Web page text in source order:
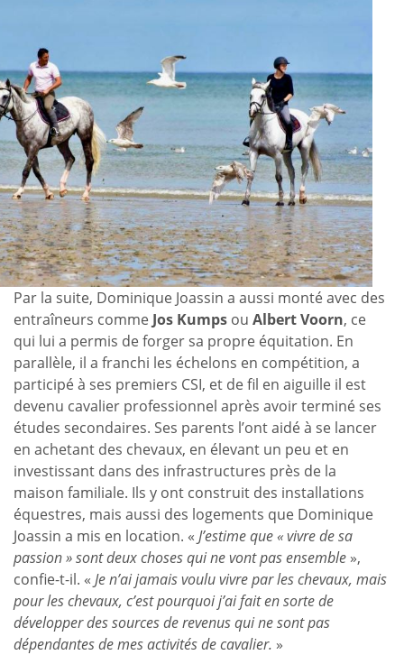
Par la suite, Dominique Joassin a aussi monté avec des
entraîneurs comme Jos Kumps ou Albert Voorn, ce
qui lui a permis de forger sa propre équitation. En
parallèle, il a franchi les échelons en compétition, a
participé à ses premiers CSI, et de fil en aiguille il est
devenu cavalier professionnel après avoir terminé ses
études secondaires. Ses parents l’ont aidé à se lancer
en achetant des chevaux, en élevant un peu et en
investissant dans des infrastructures près de la
maison familiale. Ils y ont construit des installations
équestres, mais aussi des logements que Dominique
Joassin a mis en location. « J’estime que « vivre de sa
passion » sont deux choses qui ne vont pas ensemble »,
confie-t-il. « Je n’ai jamais voulu vivre par les chevaux, mais
pour les chevaux, c’est pourquoi j’ai fait en sorte de
développer des sources de revenus qui ne sont pas
dépendantes de mes activités de cavalier. »